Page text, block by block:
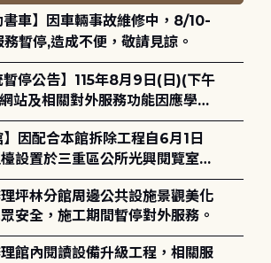
暫停,造成不便，敬請見諒。
站及相關對外服務功能因應學術
停服務。
設置於三重區公所光興閱覽室，
諒。
理坪林分館周邊公共設施景觀美化
安全，施工期間暫停對外服務。
理館內閱讀設備升級工程，相關服